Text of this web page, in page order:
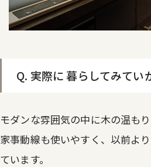
Q. 実際に 暮らしてみてい
モダンな雰囲気の中に木の温も
家事動線も使いやすく、以前よ
ています。